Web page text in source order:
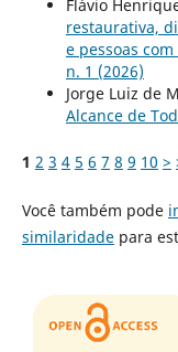
Flávio
restaurativa,
e pessoas
n. 1 (2026)
Jorge Luiz de
Alcance de
1 2 3 4 5 6 7 8 9 10 >
Você também pode
similaridadepara